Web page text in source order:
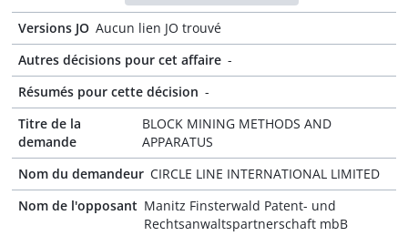
Versions JO Aucun lien JO trouvé
Autres décisions pour cet affaire -
Résumés pour cette décision -
Titre de la
demande
BLOCK MINING METHODS AND
APPARATUS
Nom du demandeur CIRCLE LINE INTERNATIONAL LIMITED
Nom de l'opposant Manitz Finsterwald Patent- und
Rechtsanwaltspartnerschaft mbB